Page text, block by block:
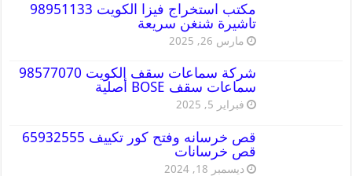
مكتب استخراج فيزا الكويت 98951133
تاشيرة شنغن سريعة
مارس 26, 2025
شركة سماعات سقف الكويت 98577070
سماعات سقف BOSE أصلية
فبراير 5, 2025
قص خرسانه وفتح كور تكييف 65932555
قص خرسانات
ديسمبر 18, 2024